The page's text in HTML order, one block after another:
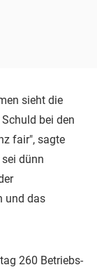
sieht die
bei den
fair", sagte
dünn
und das
260 Betriebs-